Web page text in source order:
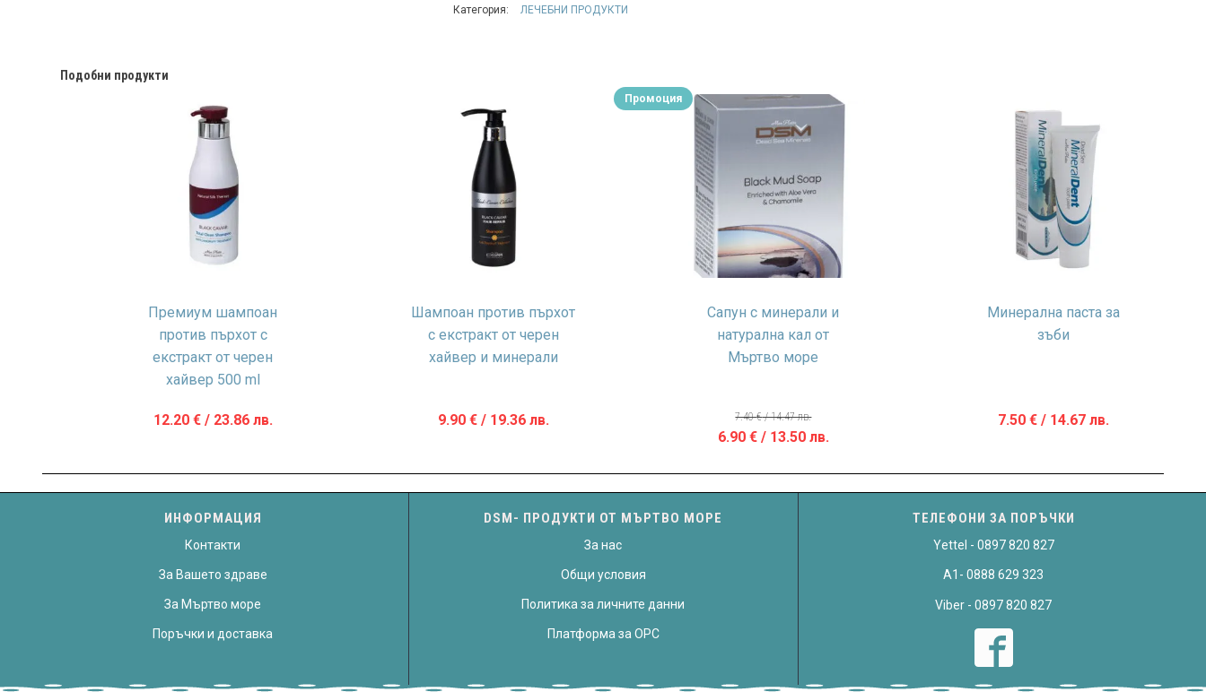
Категория: ЛЕЧЕБНИ ПРОДУКТИ
Подобни продукти
Премиум шампоан
против пърхот с
екстракт от черен
хайвер 500 ml
12.20 €/ 23.86 лв.
Шампоан против пърхот
с екстракт от черен
хайвер и минерали
9.90 €/ 19.36 лв.
Промоция
Сапун с минерали и
натурална кал от
Мъртво море
7.40€/ 14.47 лв.
Original
/
6.90 €/ 13.50 лв.Текущата
Минерална паста за
зъби
7.50€ / 14.67 лв.
ИНФОРМАЦИЯ
Контакти
За Вашето здраве
За Мъртво море
Поръчки и доставка
DSM- ПРОДУКТИ ОТ МЪРТВО МОРЕ
За нас
Общи условия
Политика за личните данни
Платформа за OPC
ТЕЛЕФОНИ ЗА ПОРЪЧКИ
Yettel - 0897 820 827
A1- 0888 629 323
Viber - 0897 820 827